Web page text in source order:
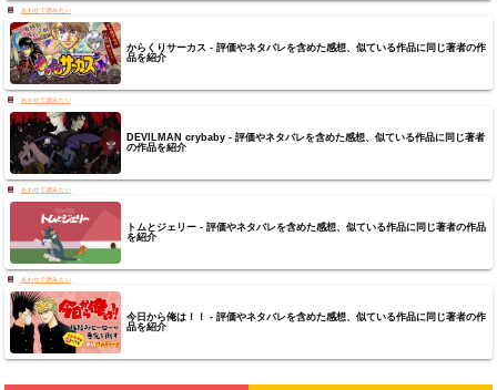
からくりサーカス - 評価やネタバレを含めた感想、似ている作品に同じ著者の作
品を紹介
DEVILMAN crybaby - 評価やネタバレを含めた感想、似ている作品に同じ著者
の作品を紹介
トムとジェリー - 評価やネタバレを含めた感想、似ている作品に同じ著者の作品
を紹介
今日から俺は！！ - 評価やネタバレを含めた感想、似ている作品に同じ著者の作
品を紹介